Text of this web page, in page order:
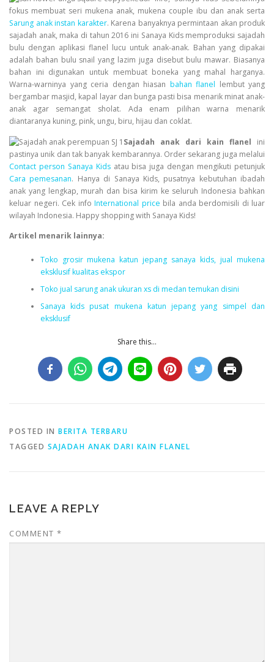
fokus membuat seri mukena anak, mukena couple ibu dan anak serta
Sarung anak instan karakter. Karena banyaknya permintaan akan produk
sajadah anak, maka di tahun 2016 ini Sanaya Kids memproduksi sajadah
bulu dengan aplikasi flanel lucu untuk anak-anak. Bahan yang dipakai
adalah bahan bulu snail yang lazim juga disebut bulu mawar. Biasanya
bahan ini digunakan untuk membuat boneka yang mahal harganya.
Warna-warninya yang ceria dengan hiasan bahan flanel lembut yang
bergambar masjid, kapal layar dan bunga pasti bisa menarik minat anak-
anak agar semangat sholat. Ada enam pilihan warna menarik
diantaranya kuning, pink, ungu, biru, hijau dan coklat.
Sajadah anak dari kain flanel ini
pastinya unik dan tak banyak kembarannya. Order sekarang juga melalui
Contact person Sanaya Kidsatau bisa juga dengan mengikuti petunjuk
Cara pemesanan. Hanya di Sanaya Kids, pusatnya kebutuhan ibadah
anak yang lengkap, murah dan bisa kirim ke seluruh Indonesia bahkan
keluar negeri. Cek info International price bila anda berdomisili di luar
wilayah Indonesia. Happy shopping with Sanaya Kids!
Artikel menarik lainnya:
Toko grosir mukena katun jepang sanaya kids, jual mukena
eksklusif kualitas ekspor
Toko jual sarung anak ukuran xs di medan temukan disini
Sanaya kids pusat mukena katun jepang yang simpel dan
eksklusif
Share this...
POSTED IN BERITA TERBARU
TAGGED SAJADAH ANAK DARI KAIN FLANEL
LEAVE A REPLY
COMMENT *